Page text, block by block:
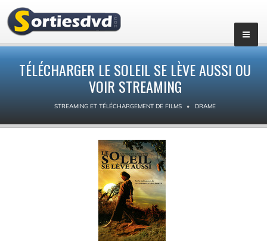
TÉLÉCHARGER LE SOLEIL SE LÈVE AUSSI OU
VOIR STREAMING
STREAMING ET TÉLÉCHARGEMENT DE FILMS DRAME